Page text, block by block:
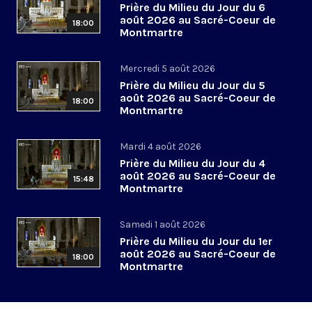
18:00
Prière du Milieu du Jour du 6
août 2026 au Sacré-Coeur de
Montmartre
18:00
Mercredi 5 août 2026
Prière du Milieu du Jour du 5
août 2026 au Sacré-Coeur de
Montmartre
15:48
Mardi 4 août 2026
Prière du Milieu du Jour du 4
août 2026 au Sacré-Coeur de
Montmartre
18:00
Samedi 1 août 2026
Prière du Milieu du Jour du 1er
août 2026 au Sacré-Coeur de
Montmartre